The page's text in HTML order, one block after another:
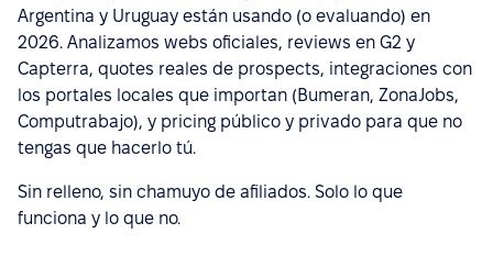
Argentina y Uruguay están usando (o evaluando) en
2026. Analizamos webs oficiales, reviews en G2 y
Capterra, quotes reales de prospects, integraciones con
los portales locales que importan (Bumeran, ZonaJobs,
Computrabajo), y pricing público y privado para que no
tengas que hacerlo tú.
Sin relleno, sin chamuyo de afiliados. Solo lo que
funciona y lo que no.